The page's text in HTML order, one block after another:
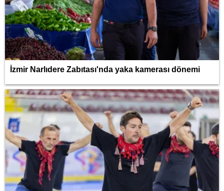
İzmir Narlıdere Zabıtası'nda yaka kamerası dönemi